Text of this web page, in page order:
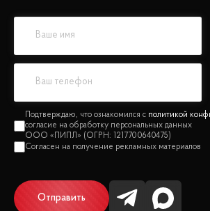
политикой
Отправить